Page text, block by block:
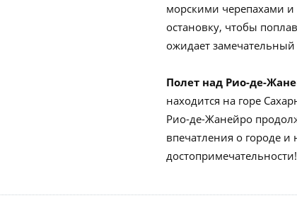
морскими черепахами и
остановку, чтобы
ожидает замечательный
Полет над Рио-де-
находится на горе
Рио-де-Жанейро
впечатления о городе
достопримечательности!